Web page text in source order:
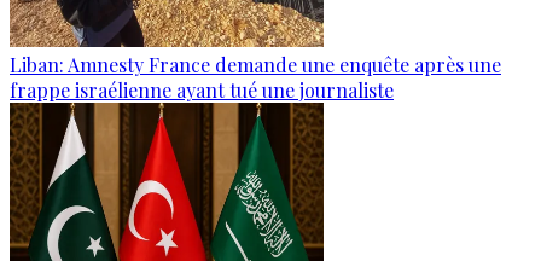
Liban: Amnesty France demande une enquête après une
frappe israélienne ayant tué une journaliste